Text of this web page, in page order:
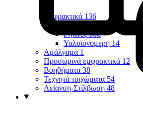
Εμφρακτικά 136
Ρητίνες 108
Υαλοϊονομερή 14
Αμάλγαμα 1
Προσωρινά εμφρακτικά 12
Βοηθήματα 38
Τεχνητά τοιχώματα 54
Λείανση-Στίλβωση 48